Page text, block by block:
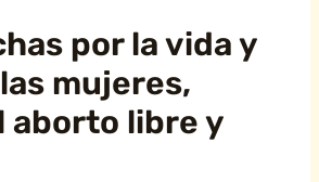
por la vida y
mujeres,
aborto libre y